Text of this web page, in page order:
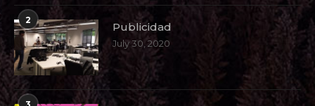
2
Publicidad
July 30, 2020